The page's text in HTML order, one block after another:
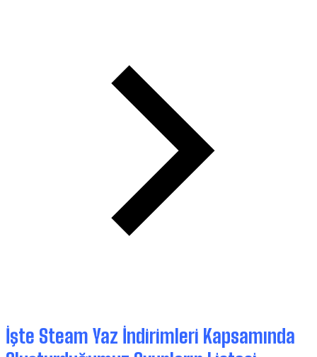
İşte Steam Yaz İndirimleri Kapsamında